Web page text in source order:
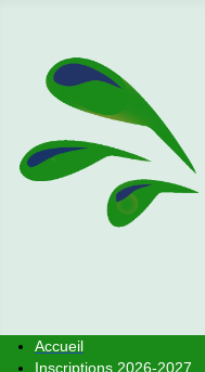
Accueil
Inscriptions 2026-2027